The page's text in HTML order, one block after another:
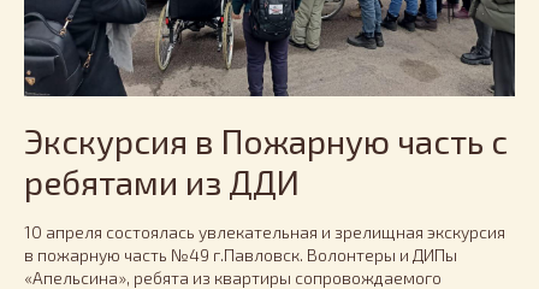
Экскурсия в Пожарную часть с
ребятами из ДДИ
10 апреля состоялась увлекательная и зрелищная экскурсия
в пожарную часть №49 г.Павловск. Волонтеры и ДИПы
«Апельсина», ребята из квартиры сопровождаемого